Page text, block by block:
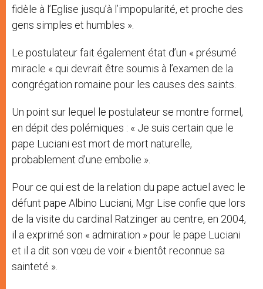
fidèle à l’Eglise jusqu’à l’impopularité, et proche des
gens simples et humbles ».
Le postulateur fait également état d’un « présumé
miracle « qui devrait être soumis à l’examen de la
congrégation romaine pour les causes des saints.
Un point sur lequel le postulateur se montre formel,
en dépit des polémiques : « Je suis certain que le
pape Luciani est mort de mort naturelle,
probablement d’une embolie ».
Pour ce qui est de la relation du pape actuel avec le
défunt pape Albino Luciani, Mgr Lise confie que lors
de la visite du cardinal Ratzinger au centre, en 2004,
il a exprimé son « admiration » pour le pape Luciani
et il a dit son vœu de voir « bientôt reconnue sa
sainteté ».